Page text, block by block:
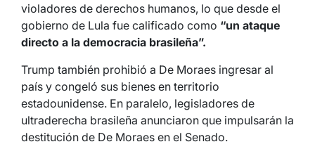
violadores de derechos humanos, lo que desde el
gobierno de Lula fue calificado como “un ataque
directo a la democracia brasileña”.
Trump también prohibió a De Moraes ingresar al
país y congeló sus bienes en territorio
estadounidense. En paralelo, legisladores de
ultraderecha brasileña anunciaron que impulsarán la
destitución de De Moraes en el Senado.